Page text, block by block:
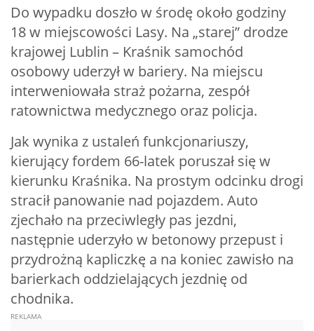
Do wypadku doszło w środę około godziny
18 w miejscowości Lasy. Na „starej” drodze
krajowej Lublin – Kraśnik samochód
osobowy uderzył w bariery. Na miejscu
interweniowała straż pożarna, zespół
ratownictwa medycznego oraz policja.
Jak wynika z ustaleń funkcjonariuszy,
kierujący fordem 66-latek poruszał się w
kierunku Kraśnika. Na prostym odcinku drogi
stracił panowanie nad pojazdem. Auto
zjechało na przeciwległy pas jezdni,
następnie uderzyło w betonowy przepust i
przydrożną kapliczkę a na koniec zawisło na
barierkach oddzielających jezdnię od
chodnika.